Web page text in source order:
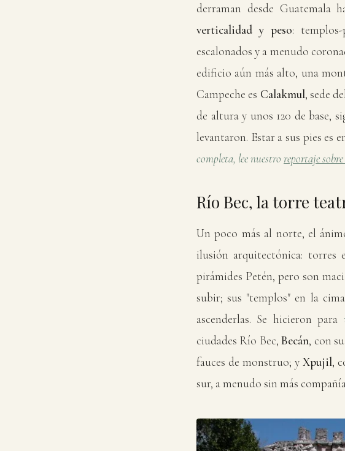
derraman desde Guatemala
verticalidad y peso:
escalonados y a menudo
edificio aún más alto, una
Campeche es Calakmul, sede
de altura y unos 120 de base,
levantaron. Estar a sus pies es
completa, lee nuestro reportaje
Río Bec, la torre
Un poco más al norte, el
ilusión arquitectónica: torres
pirámides Petén, pero son
subir; sus "templos" en la
ascenderlas. Se hicieron para
ciudades Río Bec,Becán, con
fauces de monstruo; y Xpujil,
sur, a menudo sin más